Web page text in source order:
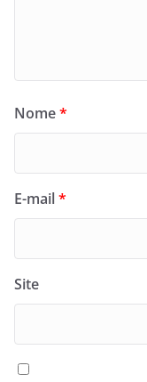
Nome*
E-mail*
Site